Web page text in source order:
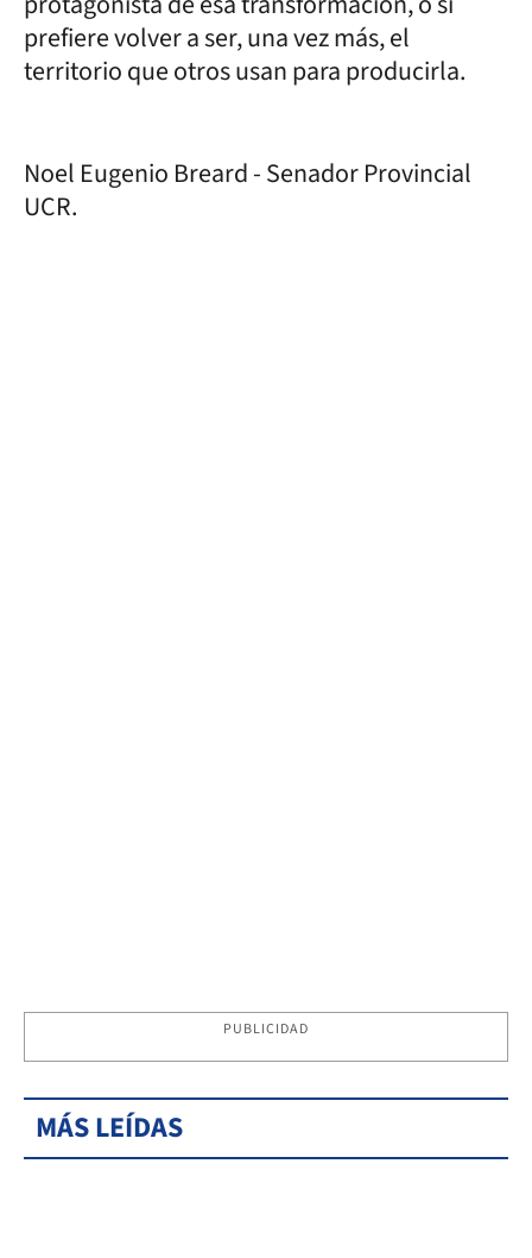
prefiere volver a ser, una vez más, el
territorio que otros usan para producirla.
Noel Eugenio Breard - Senador Provincial
UCR.
PUBLICIDAD
MÁS LEÍDAS